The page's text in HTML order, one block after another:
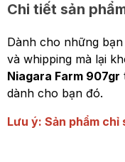
Chi tiết sản
Dành cho những
và whipping mà lại
Niagara Farm 907gr
dành cho bạn đó.
Lưu ý: Sản phẩm chỉ